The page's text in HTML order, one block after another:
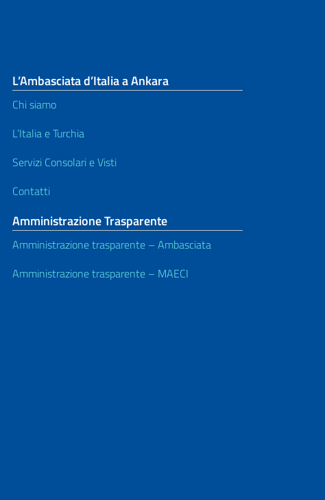
L’Ambasciata d’Italia a Ankara
Chi siamo
L’Italia e Turchia
Servizi Consolari e Visti
Contatti
Amministrazione Trasparente
Amministrazione trasparente – Ambasciata
Amministrazione trasparente – MAECI